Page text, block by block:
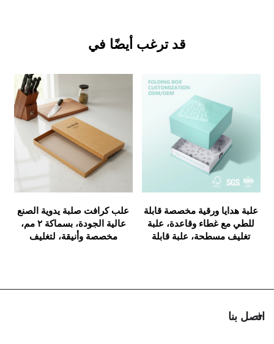
قد ترغب أيضًا في
ورقية مخصصة قابلة
غطاء وقاعدة، علبة
مسطحة، علبة قابلة
علب كرافت صلبة يدوية الصنع
عالية الجودة، بسماكة ٢ مم،
مخصصة وأنيقة، لتغليف
علبة
قطعتين،
وقاعدة